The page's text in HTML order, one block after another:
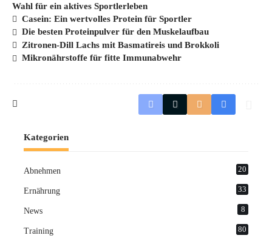
Wahl für ein aktives Sportlerleben
Casein: Ein wertvolles Protein für Sportler
Die besten Proteinpulver für den Muskelaufbau
Zitronen-Dill Lachs mit Basmatireis und Brokkoli
Mikronährstoffe für fitte Immunabwehr
Kategorien
Abnehmen 20
Ernährung 33
News 8
Training 80